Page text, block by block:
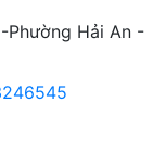
Phường Hải An -